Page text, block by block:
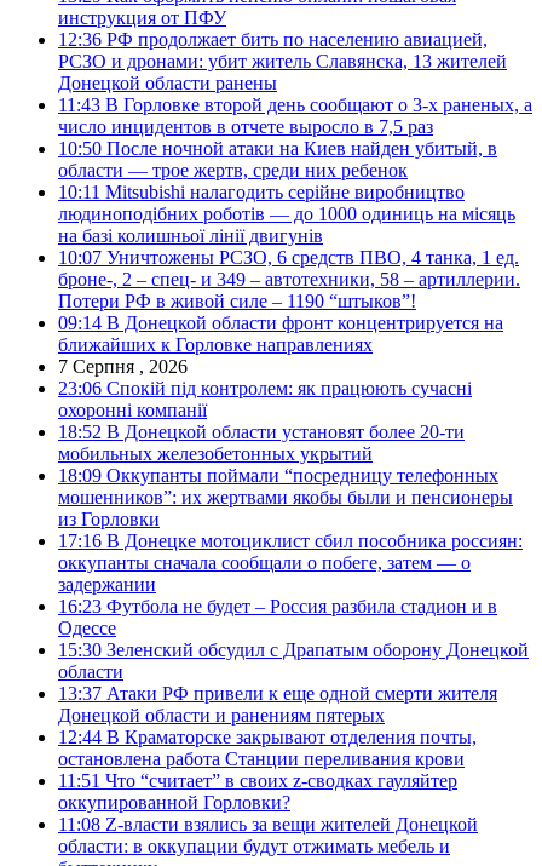
инструкция от ПФУ
12:36 РФ продолжает бить по населению авиацией,
РСЗО и дронами: убит житель Славянска, 13 жителей
Донецкой области ранены
11:43 В Горловке второй день сообщают о 3-х раненых, а
число инцидентов в отчете выросло в 7,5 раз
10:50 После ночной атаки на Киев найден убитый, в
области — трое жертв, среди них ребенок
10:11 Mitsubishi налагодить серійне виробництво
людиноподібних роботів — до 1000 одиниць на місяць
на базі колишньої лінії двигунів
10:07 Уничтожены РСЗО, 6 средств ПВО, 4 танка, 1 ед.
броне-, 2 – спец- и 349 – автотехники, 58 – артиллерии.
Потери РФ в живой силе – 1190 “штыков”!
09:14 В Донецкой области фронт концентрируется на
ближайших к Горловке направлениях
7 Серпня , 2026
23:06 Спокій під контролем: як працюють сучасні
охоронні компанії
18:52 В Донецкой области установят более 20-ти
мобильных железобетонных укрытий
18:09 Оккупанты поймали “посредницу телефонных
мошенников”: их жертвами якобы были и пенсионеры
из Горловки
17:16 В Донецке мотоциклист сбил пособника россиян:
оккупанты сначала сообщали о побеге, затем — о
задержании
16:23 Футбола не будет – Россия разбила стадион и в
Одессе
15:30 Зеленский обсудил с Драпатым оборону Донецкой
области
13:37 Атаки РФ привели к еще одной смерти жителя
Донецкой области и ранениям пятерых
12:44 В Краматорске закрывают отделения почты,
остановлена работа Станции переливания крови
11:51 Что “считает” в своих z-сводках гауляйтер
оккупированной Горловки?
11:08 Z-власти взялись за вещи жителей Донецкой
области: в оккупации будут отжимать мебель и